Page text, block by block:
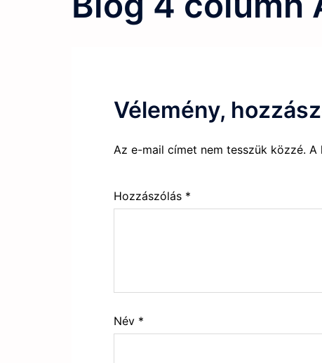
Vélemény,
Az e-mail címet nem tesszük közzé. A
Hozzászólás *
Név *